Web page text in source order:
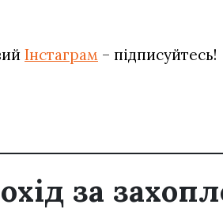
Інстаграм – підписуйтесь!
за